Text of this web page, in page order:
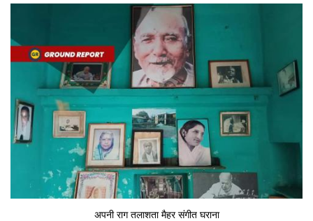
अपनी राग तलाशता मैहर संगीत घराना